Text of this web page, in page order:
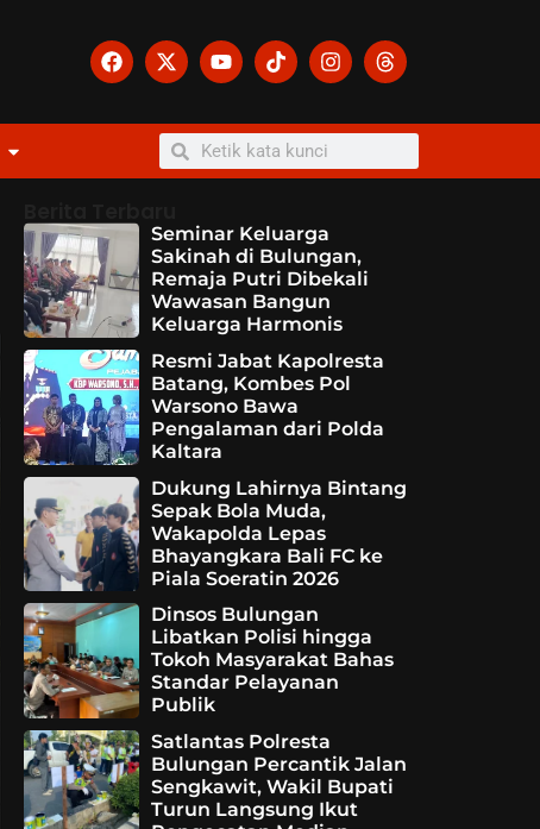
Seminar Keluarga
Sakinah di Bulungan,
Remaja Putri Dibekali
Wawasan Bangun
Keluarga Harmonis
Resmi Jabat Kapolresta
Batang, Kombes Pol
Warsono Bawa
Pengalaman dari Polda
Kaltara
Dukung Lahirnya Bintang
Sepak Bola Muda,
Wakapolda Lepas
Bhayangkara Bali FC ke
Piala Soeratin 2026
Dinsos Bulungan
Libatkan Polisi hingga
Tokoh Masyarakat Bahas
Standar Pelayanan
Publik
Satlantas Polresta
Bulungan Percantik Jalan
Sengkawit, Wakil Bupati
Turun Langsung Ikut